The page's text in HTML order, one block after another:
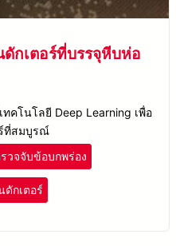
กเตอร์ที่บรรจุหีบห่อ
ทคโนโลยี Deep Learning เพื่อ
ที่สมบูรณ์
วจจับข้อบกพร่อง
ดักเตอร์